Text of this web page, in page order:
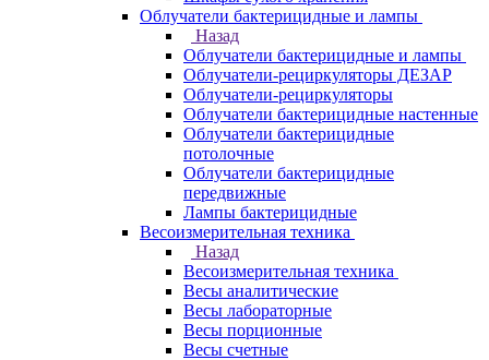
Облучатели бактерицидные и лампы
Назад
Облучатели бактерицидные и лампы
Облучатели-рециркуляторы ДЕЗАР
Облучатели-рециркуляторы
Облучатели бактерицидные настенные
Облучатели бактерицидные
потолочные
Облучатели бактерицидные
передвижные
Лампы бактерицидные
Весоизмерительная техника
Назад
Весоизмерительная техника
Весы аналитические
Весы лабораторные
Весы порционные
Весы счетные